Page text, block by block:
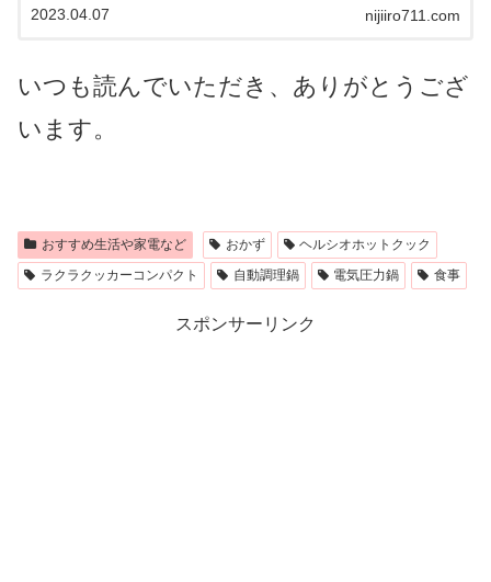
ホットクックはキッチン家電製品の自動調理鍋のことで
nijiiro711.com
2023.04.07
いつも読んでいただき、ありがとうござ
います。
おすすめ生活や家電など おかず
ヘルシオホットクック
ラクラクッカーコンパクト
自動調理鍋 電気圧力鍋 食事
スポンサーリンク